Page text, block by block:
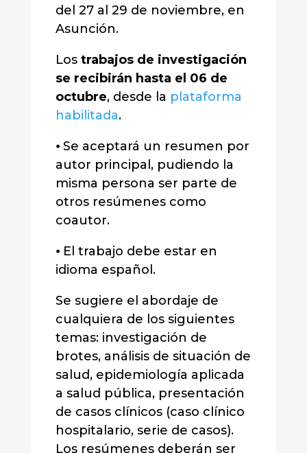
del 27 al 29 de noviembre, en
Asunción.
Los trabajos de investigación
se recibirán hasta el 06 de
octubre, desde la plataforma
habilitada.
⦁ Se aceptará un resumen por
autor principal, pudiendo la
misma persona ser parte de
otros resúmenes como
coautor.
⦁ El trabajo debe estar en
idioma español.
Se sugiere el abordaje de
cualquiera de los siguientes
temas: investigación de
brotes, análisis de situación de
salud, epidemiología aplicada
a salud pública, presentación
de casos clínicos (caso clínico
hospitalario, serie de casos).
Los resúmenes deberán ser